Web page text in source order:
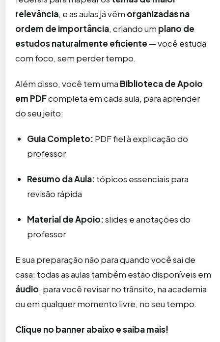
relevância, e as aulas já vêm organizadas na
ordem de importância, criando um plano de
estudos naturalmente eficiente — você estuda
com foco, sem perder tempo.
Além disso, você tem uma Biblioteca de Apoio
em PDFcompleta em cada aula, para aprender
do seu jeito:
Guia Completo: PDF fiel à explicação do
professor
Resumo da Aula: tópicos essenciais para
revisão rápida
Material de Apoio:slides e anotações do
professor
E sua preparação não para quando você sai de
casa: todas as aulas também estão disponíveis em
áudio, para você revisar no trânsito, na academia
ou em qualquer momento livre, no seu tempo.
Clique no banner abaixo e saiba mais!